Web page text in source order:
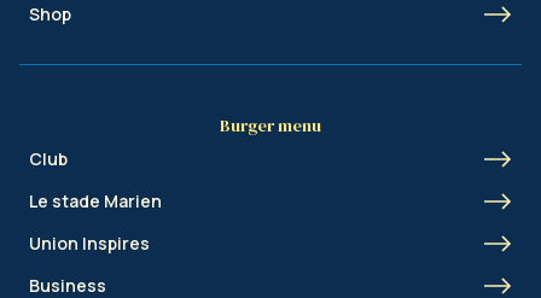
Shop
Burger menu
Club
Le stade Marien
Union Inspires
Business